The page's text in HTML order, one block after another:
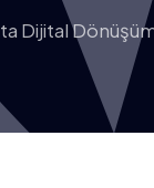
Dijital